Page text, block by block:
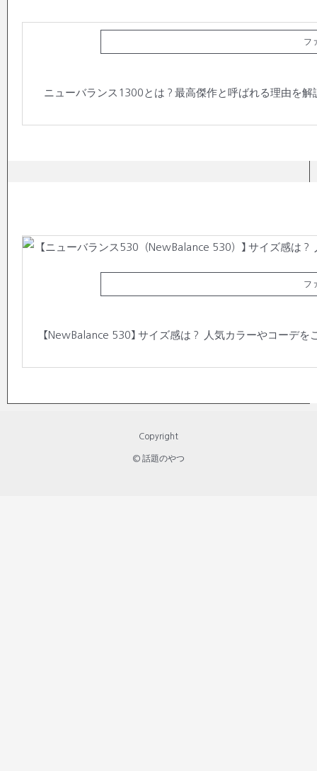
フ
ニューバランス1300とは？最高傑作と呼ばれる理由を解
フ
【NewBalance 530】 サイズ感は？ 人気カラーやコーデ
Copyright
© 話題のやつ